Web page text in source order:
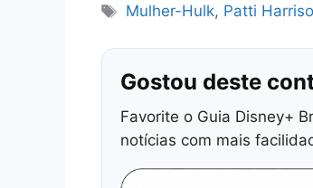
Tags
Mulher-Hulk, Patti
Gostou deste
Favorite o Guia Disney+
notícias com mais